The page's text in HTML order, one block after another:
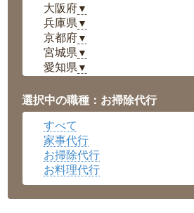
大阪府▼
兵庫県 ▼
京都府▼
宮城県 ▼
愛知県 ▼
岡山県▼
広島県▼
沖縄県
選択中の職種：お掃除代行
すべて
家事代行
お掃除代行
お料理代行